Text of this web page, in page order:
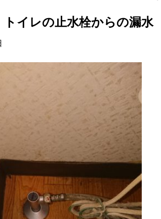
イレの止水栓からの漏水